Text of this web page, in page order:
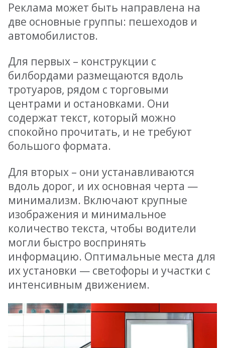
Реклама может быть направлена на
две основные группы: пешеходов и
автомобилистов.
Для первых – конструкции с
билбордами размещаются вдоль
тротуаров, рядом с торговыми
центрами и остановками. Они
содержат текст, который можно
спокойно прочитать, и не требуют
большого формата.
Для вторых – они устанавливаются
вдоль дорог, и их основная черта —
минимализм. Включают крупные
изображения и минимальное
количество текста, чтобы водители
могли быстро воспринять
информацию. Оптимальные места для
их установки — светофоры и участки с
интенсивным движением.